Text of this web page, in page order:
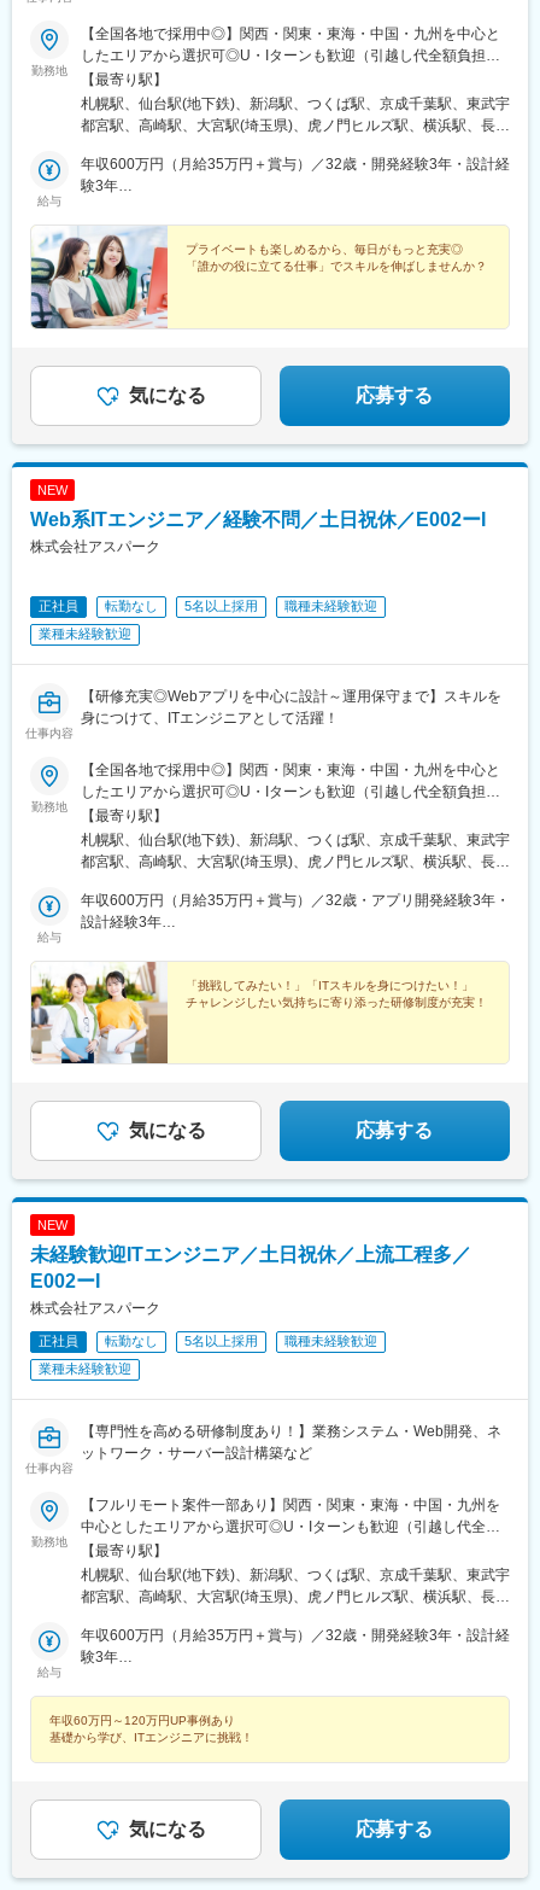
(地下鉄)、六本木一丁目駅、ＪＲ難波駅、観月橋駅、海老江駅、中
之島駅、なにわ橋駅、甘木駅(甘木鉄道線)、住之江公園駅、上前津
駅、久屋大通駅、平沼橋駅、国道駅、蒔田駅、赤羽岩淵駅、セン
ター北駅、勾当台公園駅、本笠寺駅、自由ケ丘駅(愛知県)、出島
駅、北１２条駅、あおば通駅、新千葉駅、神谷町駅、新高島駅、
日吉町駅、新浜松駅、名鉄名古屋駅、梅田駅(地下鉄)、富山駅、京
都河原町駅、三ノ宮駅、西川緑道公園駅、銀山町駅、西鉄福岡
駅、西辛島町駅、市民広場駅、三滝駅、舟入本町駅、花田口駅、
麻布十番駅、大国町駅、桃山御陵前駅、野田駅(阪神線)、肥後橋
前、五島町駅
勤務地
【全国各地で採用中◎】関西・関東・東海・中国・九州を中心と
したエリアから選択可◎U・Iターンも歓迎（引越し代全額負担な
ど制度も完備！）◎プロジェクトにより、一部完全在宅／リモー
ト業務もあります。■関西エリア（大阪、京都、兵庫、奈良、和歌
山、滋賀）■関東エリア（東京、神奈川、千葉、埼玉、栃木、つく
（広島、岡山、松山など）■九州エリア（福岡、熊本など）のプロ
ジェクト先◎転居を伴う転勤は、基本的には本人が希望する場合
【最寄り駅】
札幌駅、仙台駅(地下鉄)、新潟駅、つくば駅、京成千葉駅、東武宇
都宮駅、高崎駅、大宮駅(埼玉県)、虎ノ門ヒルズ駅、横浜駅、長野
線)、インテック本社前駅、烏丸駅、三宮駅(神戸新交通)、山陽姫
路駅、岡山駅、八丁堀駅(広島県)、高松駅(香川県)、天神駅、花畑
尾駅、水島駅、通津駅、福山駅、岩国駅、可部駅、横川駅(広島
県)、東広島駅、山西駅、本町六丁目駅、金川駅、東野駅(京都
府)、東山・おかでんミュージアム駅、衣山駅、山麓駅(皿倉山)、
堺筋本町駅、鷹野橋駅、堺駅、比治山下駅、広域公園前駅、横川
一丁目駅、錦糸町駅、検見川浜駅、本町駅、津守駅、中野東駅、
六本木駅、伊予大洲駅、福駅、芦原橋駅、桃山駅、野田阪神駅、
東比恵駅、渡辺橋駅、淀屋橋駅、鶴崎駅、西小倉駅、二島駅、今
池駅(福岡県)、上鳥羽口駅、竹下駅、小森江駅、甘木駅(西鉄線)、
広畑駅、住ノ江駅、江波駅、八本松駅、矢場町駅、大船駅、新羽
駅、油田駅、五井駅、門出駅、洛西口駅、小舞子駅、黒川駅(愛知
県)、丸の内駅(愛知県)、戸部駅、鶴見小野駅、三ツ沢下町駅、山
羽駅、峰駅、陸前落合駅、センター南駅、北四番丁駅、稲永駅、
岡本駅(栃木県)、笠寺駅、村井駅、茅野駅、本山駅(愛知県)、さが
み野駅、小俣駅(栃木県)、新前橋駅、群馬藤岡駅、本庄駅、垂井
駅、松江駅、伊賀屋駅、弥生が丘駅、宮崎駅、南鹿児島駅、さっ
ぽろ駅、青葉通一番町駅、千葉駅、虎ノ門駅、神奈川駅、市役所
前駅(長野県)、新静岡駅、第一通り駅、近鉄名古屋駅、金沢駅、中
崎町駅、オークスカナルパークホテル富山前、四条駅(京都市営)、
神戸三宮駅(阪神)、姫路駅、岡山駅前駅、胡町駅、高松築港駅、天
神南駅、辛島町駅、南公園駅、湊川駅、小路駅、常盤駅(岡山県)、
之島駅、なにわ橋駅、甘木駅(甘木鉄道線)、住之江公園駅、上前津
駅、久屋大通駅、平沼橋駅、国道駅、蒔田駅、赤羽岩淵駅、セン
ター北駅、勾当台公園駅、本笠寺駅、自由ケ丘駅(愛知県)、出島
駅、北１２条駅、あおば通駅、新千葉駅、神谷町駅、新高島駅、
日吉町駅、新浜松駅、名鉄名古屋駅、梅田駅(地下鉄)、富山駅、京
駅、西辛島町駅、市民広場駅、三滝駅、舟入本町駅、花田口駅、
麻布十番駅、大国町駅、桃山御陵前駅、野田駅(阪神線)、肥後橋
前、五島町駅
給与
年収600万円（月給35万円＋賞与）／32歳・開発経験3年・設計経
験3年
PM経験10年
プライベートも楽しめるから、毎日がもっと充実◎
「誰かの役に立てる仕事」でスキルを伸ばしませんか？
気になる 応募する
NEW
Web系ITエンジニア／経験不問／土日祝休／E002ーI
株式会社アスパーク
正社員 転勤なし 5名以上採用
職種未経験歓迎
業種未経験歓迎
仕事内容
【研修充実◎Webアプリを中心に設計～運用保守まで】スキルを
身につけて、ITエンジニアとして活躍！
勤務地
【全国各地で採用中◎】関西・関東・東海・中国・九州を中心と
したエリアから選択可◎U・Iターンも歓迎（引越し代全額負担な
ど制度も完備！）◎プロジェクトにより、一部完全在宅／リモー
ト業務もあります。■関西エリア（大阪、京都、兵庫、奈良、和歌
山、滋賀）■関東エリア（東京、神奈川、千葉、埼玉、栃木、つく
（広島、岡山、松山など）■九州エリア（福岡、熊本など）のプロ
ジェクト先◎転居を伴う転勤は、基本的には本人が希望する場合
【最寄り駅】
札幌駅、仙台駅(地下鉄)、新潟駅、つくば駅、京成千葉駅、東武宇
都宮駅、高崎駅、大宮駅(埼玉県)、虎ノ門ヒルズ駅、横浜駅、長野
線)、インテック本社前駅、烏丸駅、三宮駅(神戸新交通)、山陽姫
路駅、岡山駅、八丁堀駅(広島県)、高松駅(香川県)、天神駅、花畑
尾駅、水島駅、通津駅、福山駅、岩国駅、可部駅、横川駅(広島
県)、東広島駅、山西駅、本町六丁目駅、金川駅、東野駅(京都
府)、東山・おかでんミュージアム駅、衣山駅、山麓駅(皿倉山)、
堺筋本町駅、鷹野橋駅、堺駅、比治山下駅、広域公園前駅、横川
一丁目駅、錦糸町駅、検見川浜駅、本町駅、津守駅、中野東駅、
六本木駅、伊予大洲駅、福駅、芦原橋駅、桃山駅、野田阪神駅、
東比恵駅、渡辺橋駅、淀屋橋駅、鶴崎駅、西小倉駅、二島駅、今
池駅(福岡県)、上鳥羽口駅、竹下駅、小森江駅、甘木駅(西鉄線)、
広畑駅、住ノ江駅、江波駅、八本松駅、矢場町駅、大船駅、新羽
駅、油田駅、五井駅、門出駅、洛西口駅、小舞子駅、黒川駅(愛知
羽駅、峰駅、陸前落合駅、センター南駅、北四番丁駅、稲永駅、
岡本駅(栃木県)、笠寺駅、村井駅、茅野駅、本山駅(愛知県)、さが
駅、徳山駅、周防下郷駅、道ノ尾駅、大波止駅、喜々津駅、国母
駅、松江駅、伊賀屋駅、弥生が丘駅、宮崎駅、南鹿児島駅、さっ
ぽろ駅、青葉通一番町駅、千葉駅、虎ノ門駅、神奈川駅、市役所
前駅(長野県)、新静岡駅、第一通り駅、近鉄名古屋駅、金沢駅、中
崎町駅、オークスカナルパークホテル富山前、四条駅(京都市営)、
神戸三宮駅(阪神)、姫路駅、岡山駅前駅、胡町駅、高松築港駅、天
神南駅、辛島町駅、南公園駅、湊川駅、小路駅、常盤駅(岡山県)、
之島駅、なにわ橋駅、甘木駅(甘木鉄道線)、住之江公園駅、上前津
駅、久屋大通駅、平沼橋駅、国道駅、蒔田駅、赤羽岩淵駅、セン
ター北駅、勾当台公園駅、本笠寺駅、自由ケ丘駅(愛知県)、出島
駅、北１２条駅、あおば通駅、新千葉駅、神谷町駅、新高島駅、
日吉町駅、新浜松駅、名鉄名古屋駅、梅田駅(地下鉄)、富山駅、京
駅、西辛島町駅、市民広場駅、三滝駅、舟入本町駅、花田口駅、
麻布十番駅、大国町駅、桃山御陵前駅、野田駅(阪神線)、肥後橋
給与
年収600万円（月給35万円＋賞与）／32歳・アプリ開発経験3年・
設計経験3年
PM経験10年
「挑戦してみたい！」「ITスキルを身につけたい！」
チャレンジしたい気持ちに寄り添った研修制度が充実！
気になる 応募する
NEW
未経験歓迎ITエンジニア／土日祝休／上流工程多／
E002ーI
株式会社アスパーク
正社員 転勤なし 5名以上採用
職種未経験歓迎
業種未経験歓迎
仕事内容
【専門性を高める研修制度あり！】業務システム・Web開発、ネ
ットワーク・サーバー設計構築など
勤務地
【フルリモート案件一部あり】関西・関東・東海・中国・九州を
中心としたエリアから選択可◎U・Iターンも歓迎（引越し代全額
負担など制度も完備！）◎プロジェクトにより、一部完全在宅／
リモート業務もあります。■関西エリア（大阪、京都、兵庫、奈
良、和歌山、滋賀）■関東エリア（東京、神奈川、千葉、埼玉、栃
エリア（広島、岡山、松山など）■九州エリア（福岡、熊本など）
のプロジェクト先◎転居を伴う転勤は、基本的には本人が希望す
【最寄り駅】
札幌駅、仙台駅(地下鉄)、新潟駅、つくば駅、京成千葉駅、東武宇
都宮駅、高崎駅、大宮駅(埼玉県)、虎ノ門ヒルズ駅、横浜駅、長野
線)、インテック本社前駅、烏丸駅、三宮駅(神戸新交通)、山陽姫
路駅、岡山駅、八丁堀駅(広島県)、高松駅(香川県)、天神駅、花畑
県)、東広島駅、山西駅、本町六丁目駅、金川駅、東野駅(京都
府)、東山・おかでんミュージアム駅、衣山駅、山麓駅(皿倉山)、
中津駅(大阪府・阪急線)、今出川駅、五条駅(京都市営)、桜島駅、
六本木駅、伊予大洲駅、福駅、芦原橋駅、桃山駅、野田阪神駅、
東比恵駅、渡辺橋駅、淀屋橋駅、鶴崎駅、西小倉駅、二島駅、今
池駅(福岡県)、上鳥羽口駅、竹下駅、小森江駅、甘木駅(西鉄線)、
給与
年収600万円（月給35万円＋賞与）／32歳・開発経験3年・設計経
験3年
PM経験10年
年収60万円～120万円UP事例あり
基礎から学び、ITエンジニアに挑戦！
気になる 応募する